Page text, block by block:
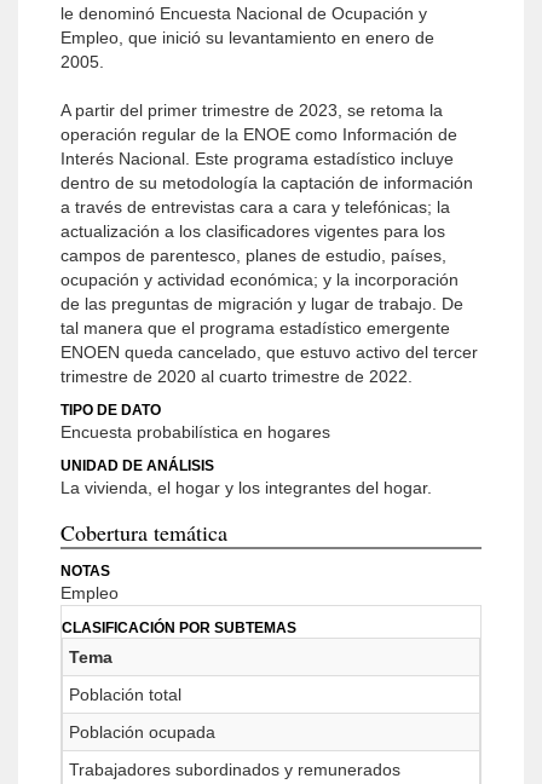
le denominó Encuesta Nacional de Ocupación y
Empleo, que inició su levantamiento en enero de
2005.
A partir del primer trimestre de 2023, se retoma la
operación regular de la ENOE como Información de
Interés Nacional. Este programa estadístico incluye
dentro de su metodología la captación de información
a través de entrevistas cara a cara y telefónicas; la
actualización a los clasificadores vigentes para los
campos de parentesco, planes de estudio, países,
ocupación y actividad económica; y la incorporación
de las preguntas de migración y lugar de trabajo. De
tal manera que el programa estadístico emergente
ENOEN queda cancelado, que estuvo activo del tercer
trimestre de 2020 al cuarto trimestre de 2022.
TIPO DE DATO
Encuesta probabilística en hogares
UNIDAD DE ANÁLISIS
La vivienda, el hogar y los integrantes del hogar.
Cobertura temática
NOTAS
Empleo
CLASIFICACIÓN POR SUBTEMAS
Tema
Población total
Población ocupada
Trabajadores subordinados y remunerados